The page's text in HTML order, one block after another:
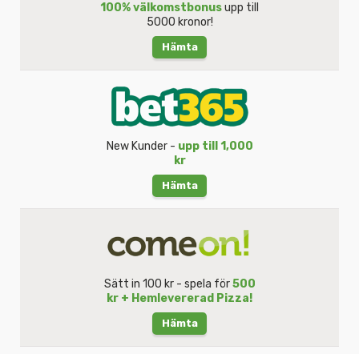
100% välkomstbonusupp till
5000 kronor!
Hämta
New Kunder - upp till 1,000
kr
Hämta
Sätt in 100 kr - spela för500
kr + Hemlevererad Pizza!
Hämta